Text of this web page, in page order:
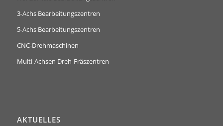
3-Achs Bearbeitungszentren
5-Achs Bearbeitungszentren
CNC-Drehmaschinen
Multi-Achsen Dreh-Fräszentren
AKTUELLES